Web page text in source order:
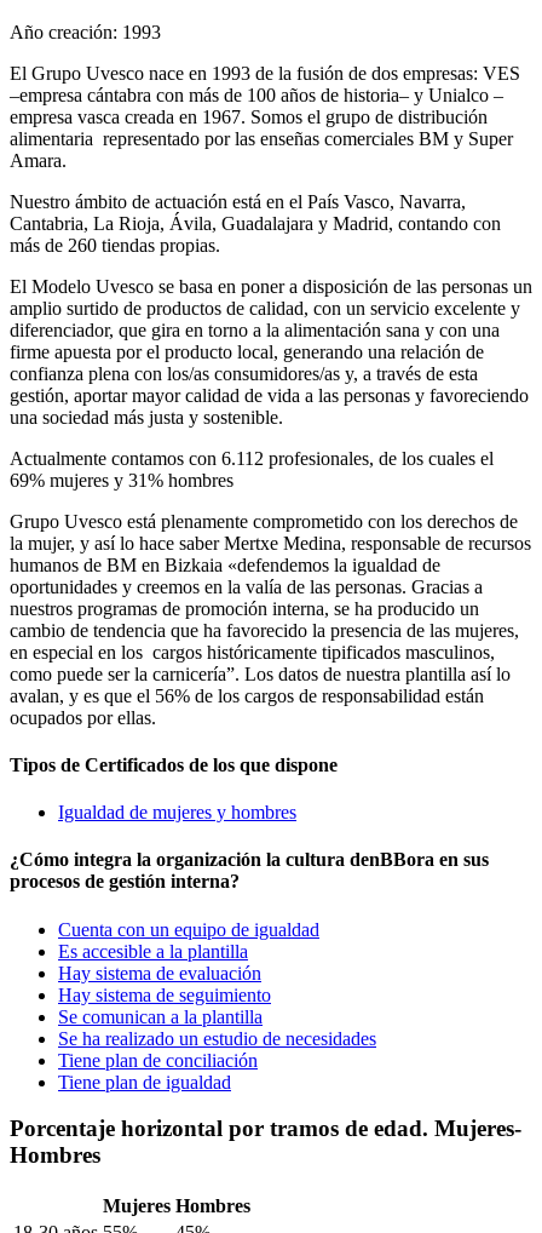
Año creación: 1993
El Grupo Uvesco nace en 1993 de la fusión de dos empresas: VES
–empresa cántabra con más de 100 años de historia– y Unialco –
empresa vasca creada en 1967. Somos el grupo de distribución
alimentaria representado por las enseñas comerciales BM y Super
Amara.
Nuestro ámbito de actuación está en el País Vasco, Navarra,
Cantabria, La Rioja, Ávila, Guadalajara y Madrid, contando con
más de 260 tiendas propias.
El Modelo Uvesco se basa en poner a disposición de las personas un
amplio surtido de productos de calidad, con un servicio excelente y
diferenciador, que gira en torno a la alimentación sana y con una
firme apuesta por el producto local, generando una relación de
confianza plena con los/as consumidores/as y, a través de esta
gestión, aportar mayor calidad de vida a las personas y favoreciendo
una sociedad más justa y sostenible.
Actualmente contamos con 6.112 profesionales, de los cuales el
69% mujeres y 31% hombres
Grupo Uvesco está plenamente comprometido con los derechos de
la mujer, y así lo hace saber Mertxe Medina, responsable de recursos
humanos de BM en Bizkaia «defendemos la igualdad de
oportunidades y creemos en la valía de las personas. Gracias a
nuestros programas de promoción interna, se ha producido un
cambio de tendencia que ha favorecido la presencia de las mujeres,
en especial en los cargos históricamente tipificados masculinos,
como puede ser la carnicería”. Los datos de nuestra plantilla así lo
avalan, y es que el 56% de los cargos de responsabilidad están
ocupados por ellas.
Tipos de Certificados de los que dispone
Igualdad de mujeres y hombres
¿Cómo integra la organización la cultura denBBora en sus
procesos de gestión interna?
Cuenta con un equipo de igualdad
Es accesible a la plantilla
Hay sistema de evaluación
Hay sistema de seguimiento
Se comunican a la plantilla
Se ha realizado un estudio de necesidades
Tiene plan de conciliación
Tiene plan de igualdad
Porcentaje horizontal por tramos de edad. Mujeres-
Hombres
Mujeres Hombres